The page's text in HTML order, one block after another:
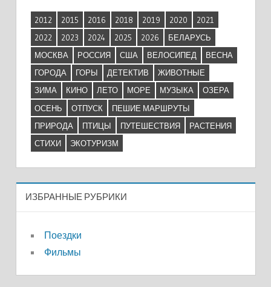
2012 2015 2016 2018 2019 2020
2021
2022
2023 2024 2025 2026
БЕЛАРУСЬ
МОСКВА
РОССИЯ США ВЕЛОСИПЕД
ВЕСНА
ГОРОДА
ГОРЫ ДЕТЕКТИВ
ЖИВОТНЫЕ
ЗИМА
КИНО ЛЕТО МОРЕ МУЗЫКА
ОЗЕРА
ОСЕНЬ
ОТПУСК
ПЕШИЕ МАРШРУТЫ
ПРИРОДА
ПТИЦЫ ПУТЕШЕСТВИЯ
РАСТЕНИЯ
СТИХИ
ЭКОТУРИЗМ
ИЗБРАННЫЕ РУБРИКИ
Поездки
Фильмы